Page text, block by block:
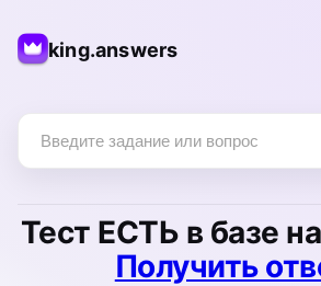
king.answers
Тест ЕСТЬ в базе
Получить